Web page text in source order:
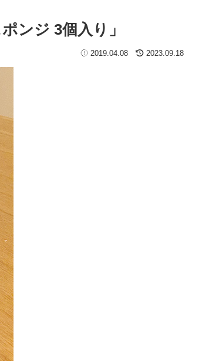
ンジ 3個入り」
2019.04.08 2023.09.18